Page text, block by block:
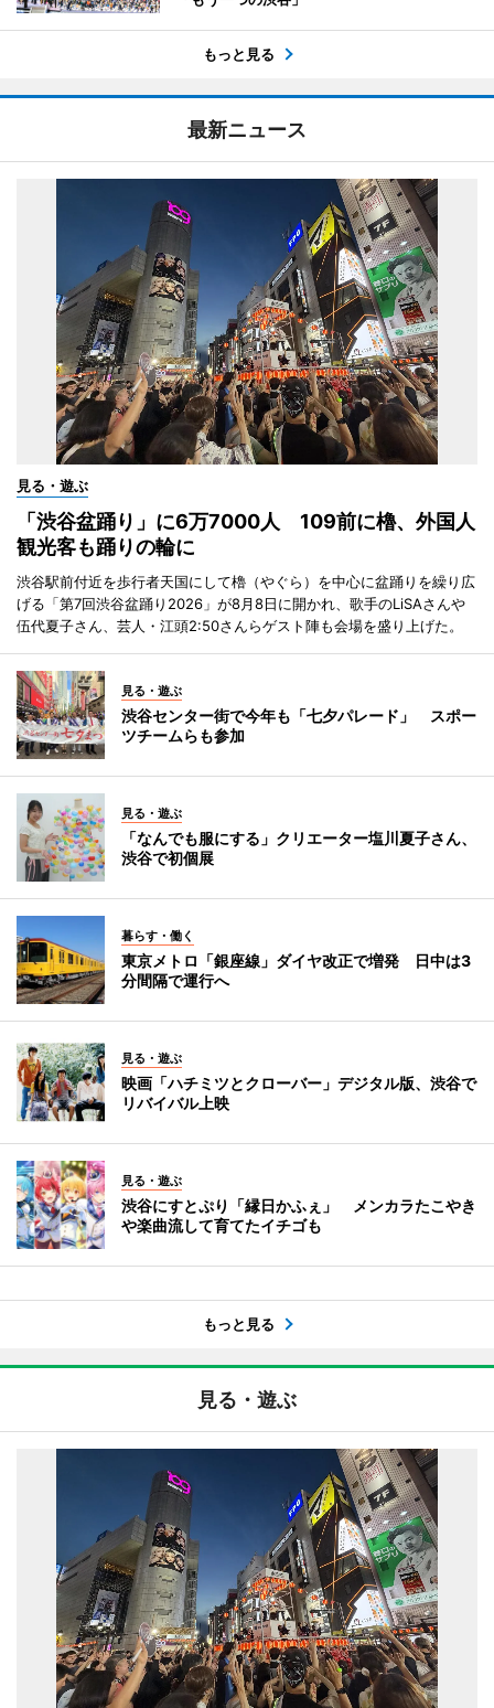
もっと見る
最新ニュース
見る・遊ぶ
「渋谷盆踊り」に6万7000人 109前に櫓、外国人
観光客も踊りの輪に
渋谷駅前付近を歩行者天国にして櫓（やぐら）を中心に盆踊りを繰り広
げる「第7回渋谷盆踊り2026」が8月8日に開かれ、歌手のLiSAさんや
伍代夏子さん、芸人・江頭2:50さんらゲスト陣も会場を盛り上げた。
見る・遊ぶ
渋谷センター街で今年も「七夕パレード」 スポー
ツチームらも参加
見る・遊ぶ
「なんでも服にする」クリエーター塩川夏子さん、
渋谷で初個展
暮らす・働く
東京メトロ「銀座線」ダイヤ改正で増発 日中は3
分間隔で運行へ
見る・遊ぶ
映画「ハチミツとクローバー」デジタル版、渋谷で
リバイバル上映
見る・遊ぶ
渋谷にすとぷり「縁日かふぇ」 メンカラたこやき
や楽曲流して育てたイチゴも
もっと見る
見る・遊ぶ